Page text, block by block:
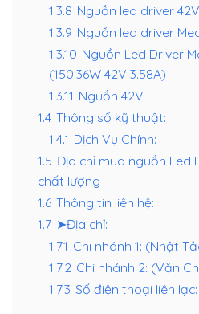
1.3.8 Nguồn led driver 42V
1.3.9 Nguồn led driver
1.3.10 Nguồn Led Driver
(150.36W 42V 3.58A)
1.3.11 Nguồn 42V
1.4 Thông số kỹ thuật:
1.4.1 Dịch Vụ Chính:
1.5 Địa chỉ mua nguồn Led
chất lượng
1.6 Thông tin liên hệ:
1.7 ➤Địa chỉ:
1.7.1 Chi nhánh 1: (Nhật
1.7.2 Chi nhánh 2: (Văn
1.7.3 Số điện thoại liên lạc: